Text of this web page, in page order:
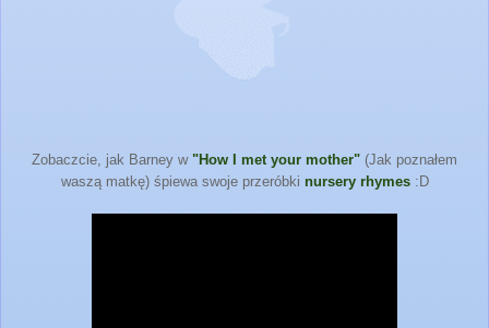
Zobaczcie, jak Barney w "How I met your mother" (Jak poznałem
waszą matkę) śpiewa swoje przeróbki nursery rhymes:D